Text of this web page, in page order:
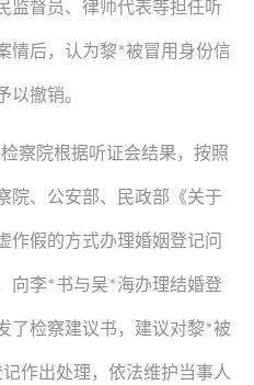
监督员、律师代表等担任听
情后，认为黎*被冒用身份信
以撤销。
察院根据听证会结果，按照
院、公安部、民政部《关于
作假的方式办理婚姻登记问
向李*书与吴*海办理结婚登
了检察建议书，建议对黎*被
作出处理，依法维护当事人